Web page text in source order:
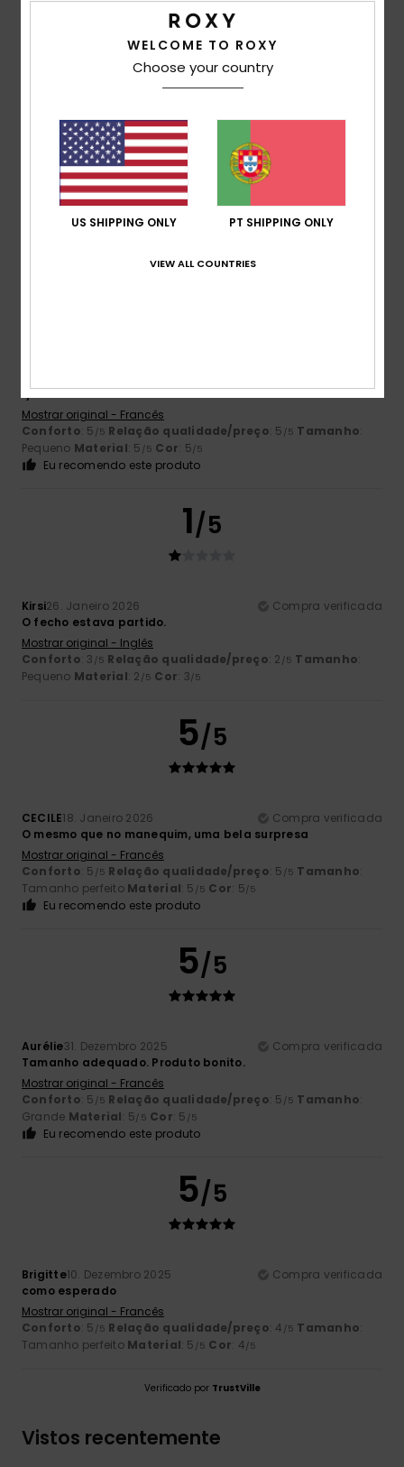
1. Fevereiro 2026
que ainda não fiz. Fecho completo, algo que muitas
empresas não fazem. Encomendei um tamanho acima.
Mostrar original - Inglês
Conforto: 4/5 Relação qualidade/preço: 4
PequenoMaterial: 4/5 Cor: 5
Eu recomendo este produto
5/5
lycra!
Mostrar original - Francês
Conforto: 5 /5 Relação qualidade/preço: 5 /5 Tamanho:
Pequeno Material: 5 /5 Cor: 5/5
Eu recomendo este produto
1/5
Kirsi26. Janeiro 2026
Compra verificada
O fecho estava partido.
Mostrar original - Inglês
Conforto: 3 /5 Relação qualidade/preço: 2 /5 Tamanho:
Pequeno Material: 2 /5 Cor: 3/5
5/5
CECILE18. Janeiro 2026
Compra verificada
O mesmo que no manequim, uma bela surpresa
Mostrar original - Francês
Conforto: 5 /5 Relação qualidade/preço: 5 /5 Tamanho:
Tamanho perfeito Material: 5 /5 Cor: 5/5
Eu recomendo este produto
5/5
Aurélie31. Dezembro 2025
Compra verificada
Tamanho adequado. Produto bonito.
Mostrar original - Francês
Conforto: 5 /5 Relação qualidade/preço: 5 /5 Tamanho:
Grande Material: 5/5 Cor: 5 /5
Eu recomendo este produto
5/5
Brigitte10. Dezembro 2025
Compra verificada
como esperado
Mostrar original - Francês
Conforto: 5 /5 Relação qualidade/preço: 4 /5 Tamanho:
Tamanho perfeito Material: 5 /5 Cor: 4/5
Verificado por TrustVille
Vistos recentemente
WELCOME TO ROXY
Choose your country
US SHIPPING ONLY PT SHIPPING ONLY
VIEW ALL COUNTRIES